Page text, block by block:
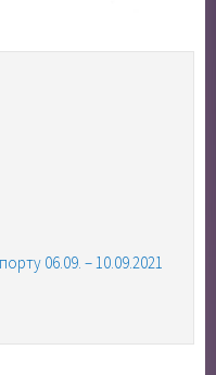
06.09. – 10.09.2021